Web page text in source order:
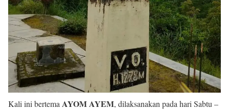
Kali ini bertema AYOM AYEM, dilaksanakan pada hari Sabtu –